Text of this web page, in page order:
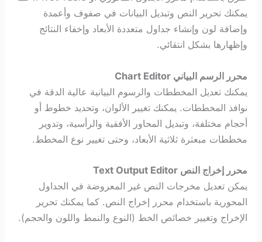
يمكنك تحرير النص وتبديل البيانات في صفوف وأعمدة
وإضافة لون وإنشاء جداول متعددة الأبعاد وإخفاء النتائج
وإظهارها بشكل انتقائي.
محرر الرسم البياني Chart Editor
يمكنك تعديل المخططات والرسوم البيانية عالية الدقة في
نوافذ المخططات. يمكنك تغيير الألوان، وتحديد خطوط أو
أحجام مختلفة، وتبديل المحاور الأفقية والرأسية، وتدوير
مخططات مبعثرة ثلاثية الأبعاد، وحتى تغيير نوع المخطط.
محرر إخراج النص Text Output Editor
يمكن تعديل مخرجات النص غير المعروضة في الجداول
المحورية باستخدام محرر إخراج النص. كما يمكنك تحرير
الإخراج وتغيير خصائص الخط (النوع والنمط واللون والحجم).